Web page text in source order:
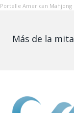
Portelle American Mahjong